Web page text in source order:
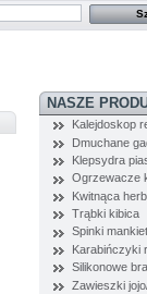
NASZE
Kalejdoskop
Dmuchane
Klepsydra
Ogrzewacze
Kwitnąca
Trąbki kibica
Spinki
Karabińczyki
Silikonowe
Zawieszki